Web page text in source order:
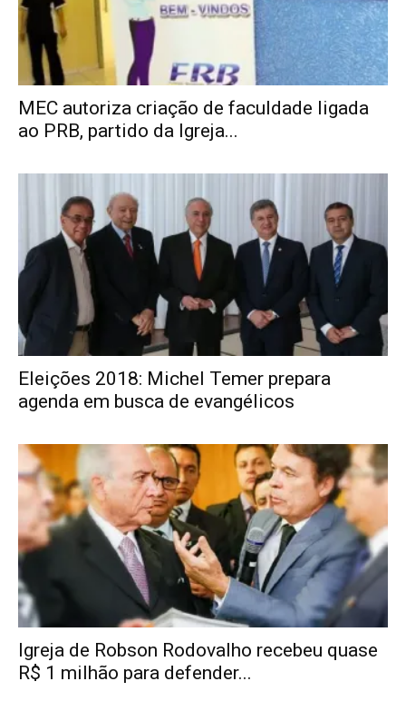
MEC autoriza criação de faculdade ligada
ao PRB, partido da Igreja...
Eleições 2018: Michel Temer prepara
agenda em busca de evangélicos
Igreja de Robson Rodovalho recebeu quase
R$ 1 milhão para defender...